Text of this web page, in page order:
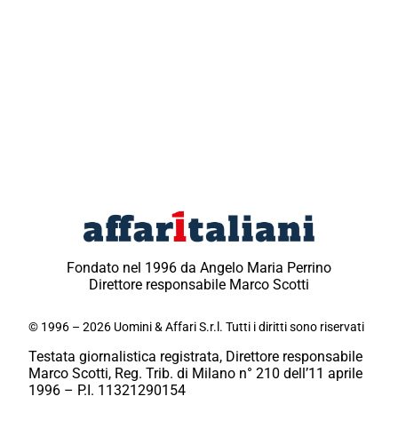
Fondato nel 1996 da Angelo Maria Perrino
Direttore responsabile Marco Scotti
© 1996 – 2026 Uomini & Affari S.r.l. Tutti i diritti sono riservati
Testata giornalistica registrata, Direttore responsabile
Marco Scotti, Reg. Trib. di Milano n° 210 dell’11 aprile
1996 – P.I. 11321290154